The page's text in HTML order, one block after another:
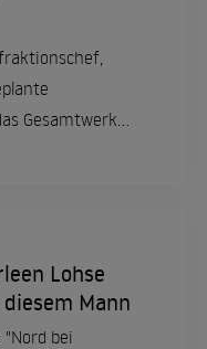
Gesamtwerk
soll.
Lohse
Mann
bei